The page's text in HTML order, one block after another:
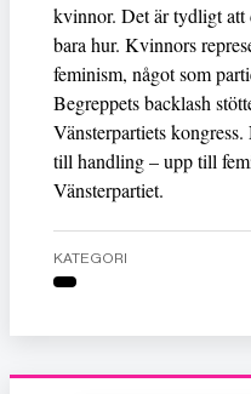
kvinnor. Det är tydligt
bara hur. Kvinnors
feminism, något som
Begreppets backlash
Vänsterpartiets
till handling – upp till
Vänsterpartiet.
KATEGORI